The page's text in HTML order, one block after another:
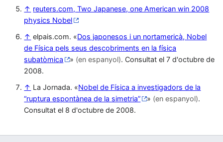
↑ reuters.com, Two Japanese, one American win 2008
physics Nobel
↑ elpais.com. «Dos japonesos i un nortamericà, Nobel
de Física pels seus descobriments en la física
subatòmica
» (en espanyol). Consultat el 7 d'octubre de
2008.
↑ La Jornada. «Nobel de Física a investigadors de la
“ruptura espontànea de la simetria”
» (en espanyol).
Consultat el 8 d'octubre de 2008.